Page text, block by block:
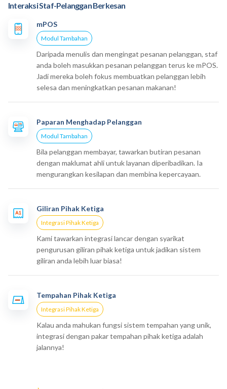
Interaksi Staf-Pelanggan Berkesan
mPOS
Modul Tambahan
Daripada menulis dan mengingat pesanan pelanggan, staf
anda boleh masukkan pesanan pelanggan terus ke mPOS.
Jadi mereka boleh fokus membuatkan pelanggan lebih
selesa dan meningkatkan pesanan makanan!
Paparan Menghadap Pelanggan
Modul Tambahan
Bila pelanggan membayar, tawarkan butiran pesanan
dengan maklumat ahli untuk layanan diperibadikan. Ia
mengurangkan kesilapan dan membina kepercayaan.
Giliran Pihak Ketiga
Integrasi Pihak Ketiga
Kami tawarkan integrasi lancar dengan syarikat
pengurusan giliran pihak ketiga untuk jadikan sistem
giliran anda lebih luar biasa!
Tempahan Pihak Ketiga
Integrasi Pihak Ketiga
Kalau anda mahukan fungsi sistem tempahan yang unik,
integrasi dengan pakar tempahan pihak ketiga adalah
jalannya!